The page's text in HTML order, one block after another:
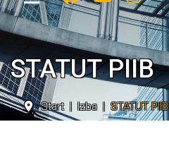
STATUT PIIB
Start Izba STATUT PIIB